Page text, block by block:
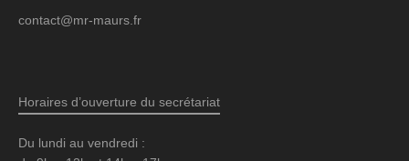
contact@mr-maurs.fr
Horaires d’ouverture du secrétariat
Du lundi au vendredi :